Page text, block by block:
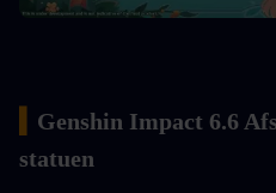
Genshin Impact 6.6
statuen